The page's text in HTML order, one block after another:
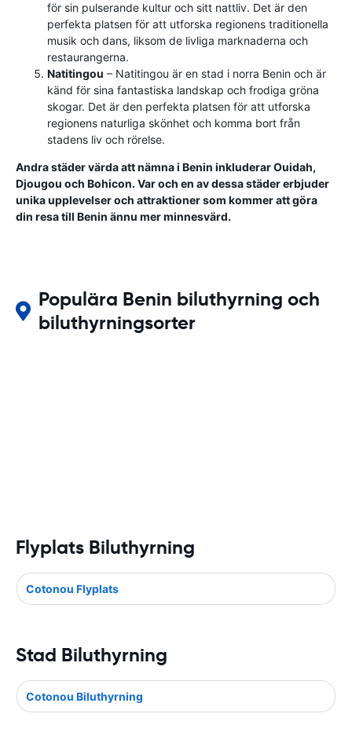
för sin pulserande kultur och sitt nattliv. Det är den
perfekta platsen för att utforska regionens traditionella
musik och dans, liksom de livliga marknaderna och
restaurangerna.
Natitingou – Natitingou är en stad i norra Benin och är
känd för sina fantastiska landskap och frodiga gröna
skogar. Det är den perfekta platsen för att utforska
regionens naturliga skönhet och komma bort från
stadens liv och rörelse.
Andra städer värda att nämna i Benin inkluderar Ouidah,
Djougou och Bohicon. Var och en av dessa städer erbjuder
unika upplevelser och attraktioner som kommer att göra
din resa till Benin ännu mer minnesvärd.
Populära Benin biluthyrning och
biluthyrningsorter
Flyplats Biluthyrning
Cotonou Flyplats
Stad Biluthyrning
Cotonou Biluthyrning